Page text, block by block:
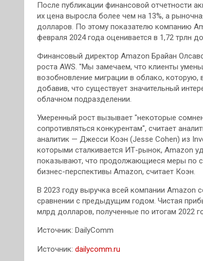
После публикации финансовой отчетности
их цена выросла более чем на 13%, а
долларов. По этому показателю компанию
февраля 2024 года оценивается в 1,72 трлн
Финансовый директор Amazon Брайан
роста AWS. "Мы замечаем, что клиенты
возобновление миграции в облако,
добавив, что существует значительный
облачном подразделении.
Умеренный рост вызывает "некоторые
сопротивляться конкурентам", считает
аналитик — Джесси Коэн (Jesse Cohen) из
которыми сталкивается ИТ-рынок, Amazon
показывают, что продолжающиеся меры по
бизнес-перспективы Amazon, считает Коэн.
В 2023 году выручка всей компании Amazon
сравнении с предыдущим годом. Чистая
млрд долларов, полученные по итогам 2022
Источник: DailyComm
Источник: dailycomm.ru